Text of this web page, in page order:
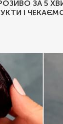
ЗА 5
І